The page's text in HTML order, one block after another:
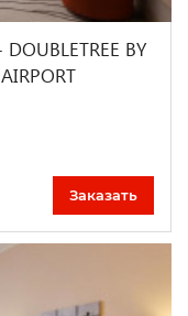
BY
Заказать